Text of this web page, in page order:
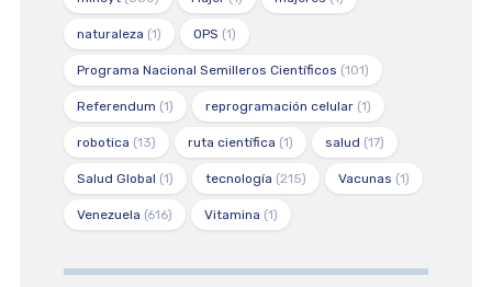
naturaleza (1) OPS (1)
Programa Nacional Semilleros Científicos (101)
Referendum (1) reprogramación celular(1)
robotica (13) ruta científica (1) salud (17)
Salud Global (1) tecnología (215) Vacunas (1)
Venezuela (616) Vitamina (1)